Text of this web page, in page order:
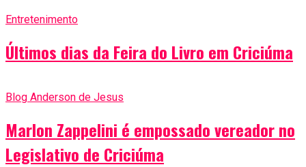
Entretenimento
Últimos dias da Feira do Livro em Criciúma
Blog Anderson de Jesus
Marlon Zappelini é empossado vereador no
Legislativo de Criciúma